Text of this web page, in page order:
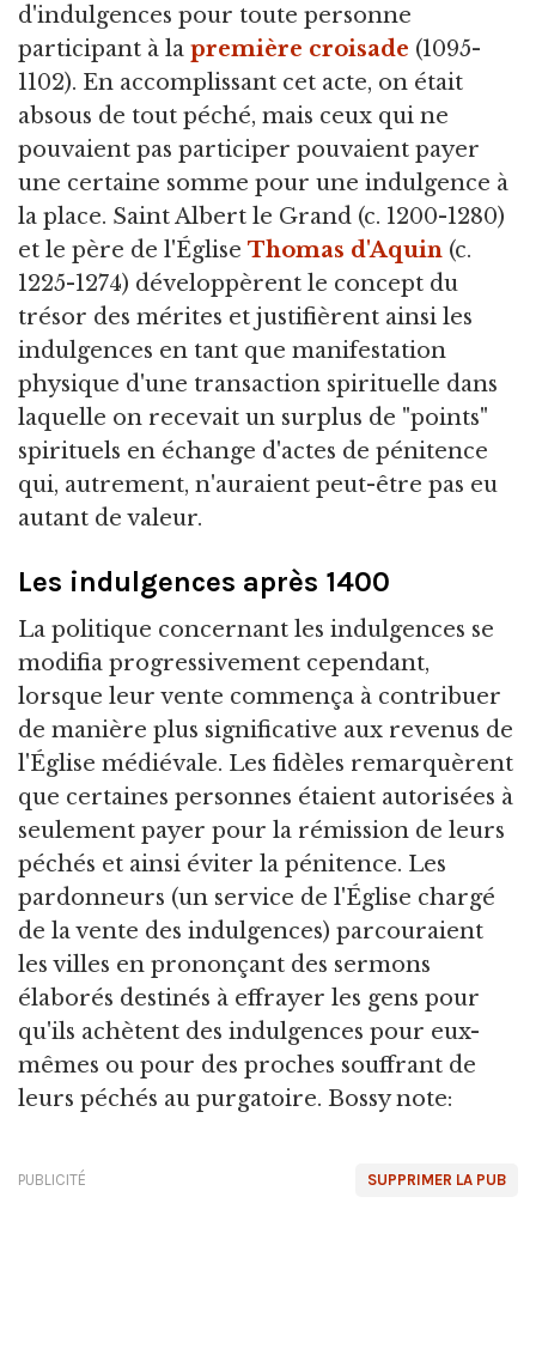
d'indulgences pour toute personne
participant à la première croisade (1095-
1102). En accomplissant cet acte, on était
absous de tout péché, mais ceux qui ne
pouvaient pas participer pouvaient payer
une certaine somme pour une indulgence à
la place. Saint Albert le Grand (c. 1200-1280)
et le père de l'Église Thomas d'Aquin (c.
1225-1274) développèrent le concept du
trésor des mérites et justifièrent ainsi les
indulgences en tant que manifestation
physique d'une transaction spirituelle dans
laquelle on recevait un surplus de "points"
spirituels en échange d'actes de pénitence
qui, autrement, n'auraient peut-être pas eu
autant de valeur.
Les indulgences après 1400
La politique concernant les indulgences se
modifia progressivement cependant,
lorsque leur vente commença à contribuer
de manière plus significative aux revenus de
l'Église médiévale. Les fidèles remarquèrent
que certaines personnes étaient autorisées à
seulement payer pour la rémission de leurs
péchés et ainsi éviter la pénitence. Les
pardonneurs (un service de l'Église chargé
de la vente des indulgences) parcouraient
les villes en prononçant des sermons
élaborés destinés à effrayer les gens pour
qu'ils achètent des indulgences pour eux-
mêmes ou pour des proches souffrant de
leurs péchés au purgatoire. Bossy note:
SUPPRIMER LA PUB
PUBLICITÉ